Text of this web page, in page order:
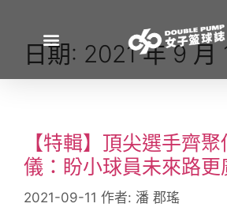
日期: 2021 年 9 月
【特輯】頂尖選手齊
儀：盼小球員未來路更
2021-09-11 作者: 潘 郡瑤